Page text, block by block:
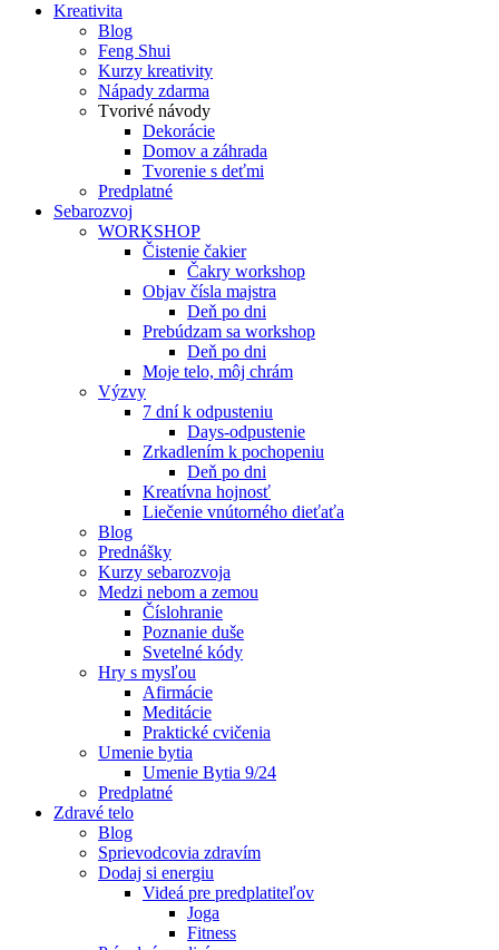
Kreativita
Blog
Feng Shui
Kurzy kreativity
Nápady zdarma
Tvorivé návody
Dekorácie
Domov a záhrada
Tvorenie s deťmi
Predplatné
Sebarozvoj
WORKSHOP
Čistenie čakier
Čakry workshop
Objav čísla majstra
Deň po dni
Prebúdzam sa workshop
Deň po dni
Moje telo, môj chrám
Výzvy
7 dní k odpusteniu
Days-odpustenie
Zrkadlením k pochopeniu
Deň po dni
Kreatívna hojnosť
Liečenie vnútorného dieťaťa
Blog
Prednášky
Kurzy sebarozvoja
Medzi nebom a zemou
Číslohranie
Poznanie duše
Svetelné kódy
Hry s mysľou
Afirmácie
Meditácie
Praktické cvičenia
Umenie bytia
Umenie Bytia 9/24
Predplatné
Zdravé telo
Blog
Sprievodcovia zdravím
Dodaj si energiu
Videá pre predplatiteľov
Joga
Fitness